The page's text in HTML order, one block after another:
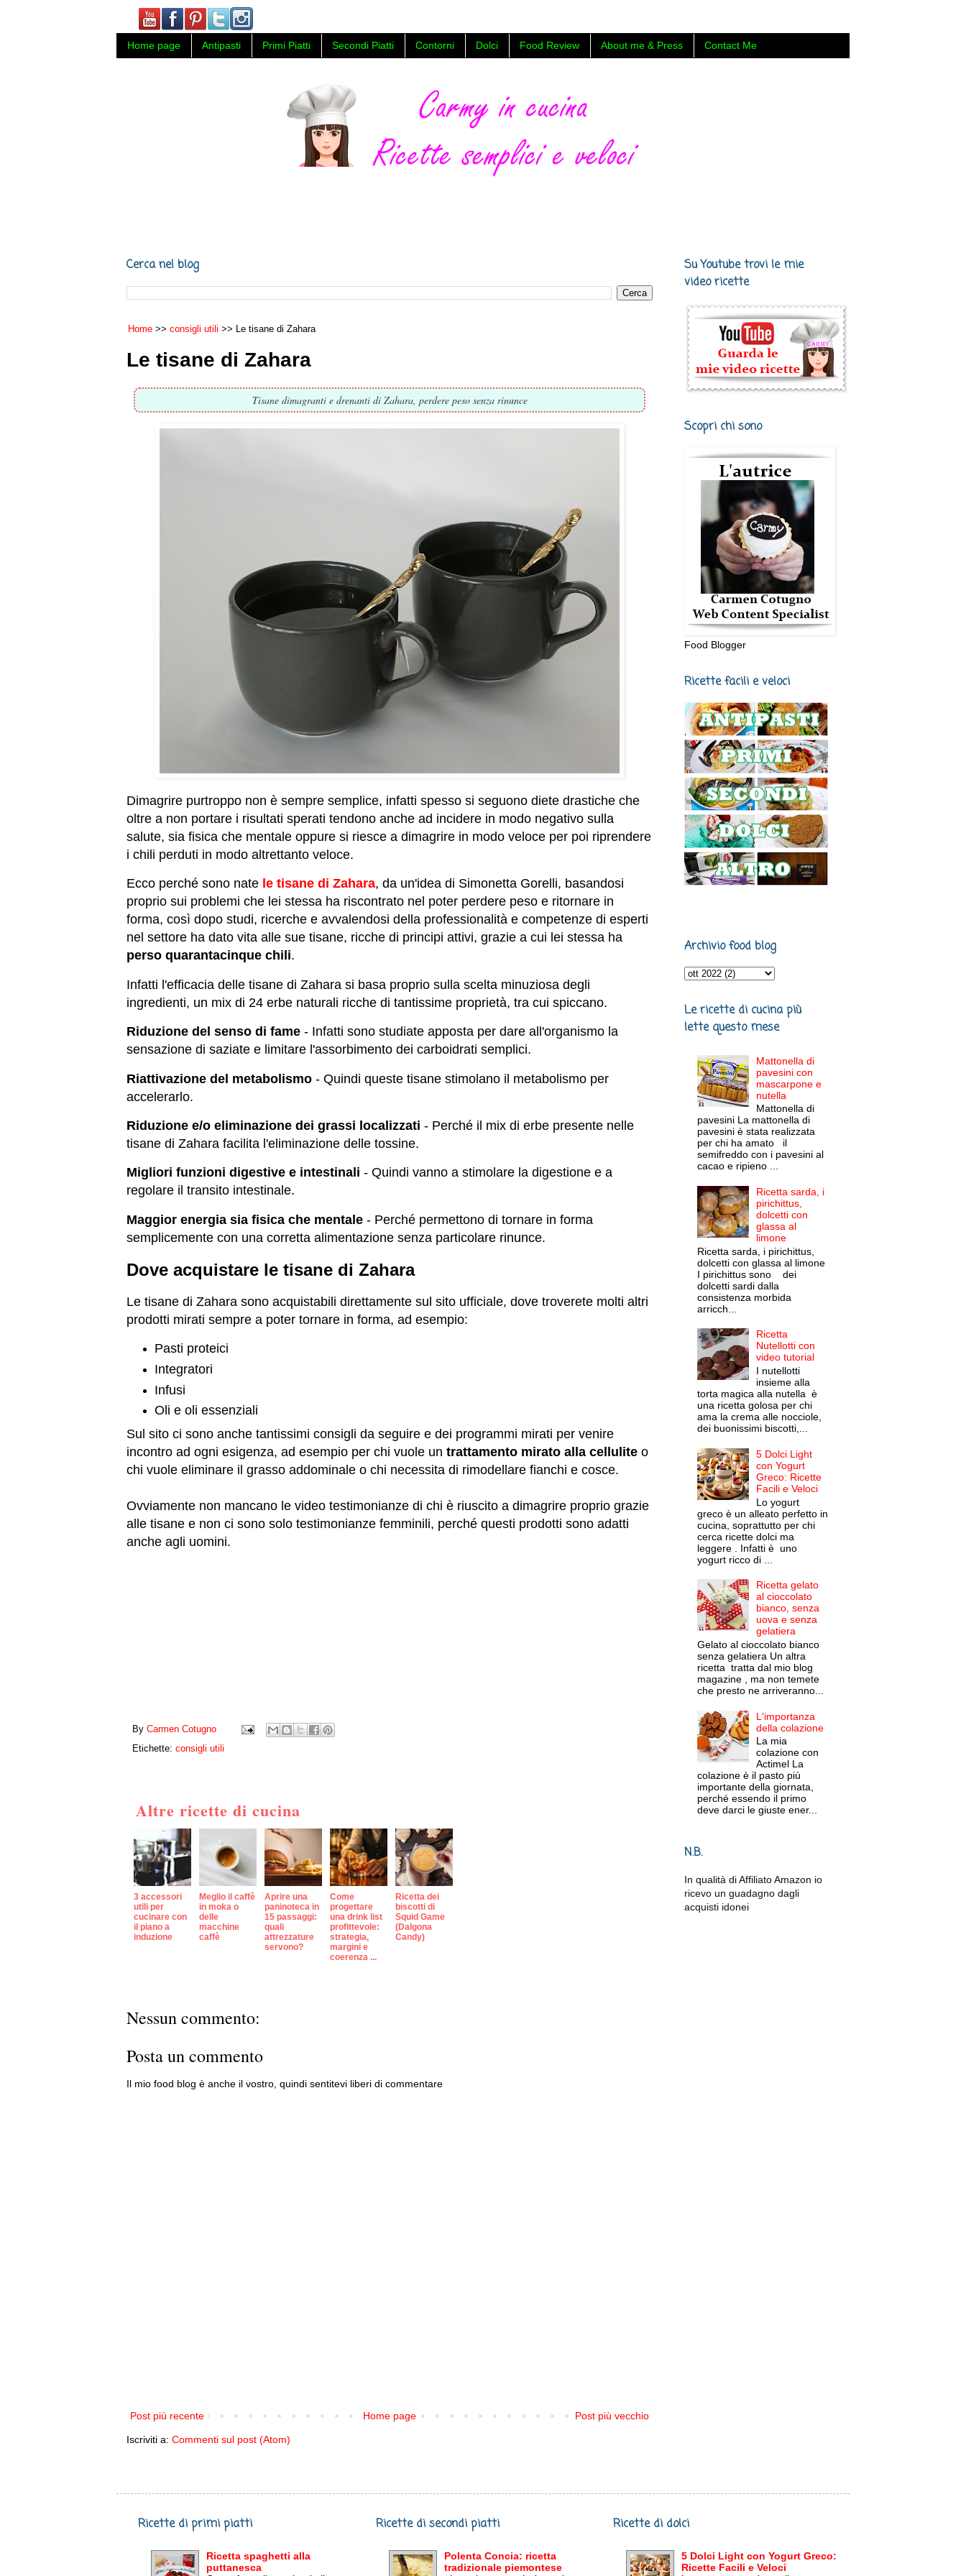
Home page Antipasti Primi Piatti Secondi Piatti Contorni Dolci Food Review About me & Press Contact Me
Cerca nel blog
Home consigli utili Le tisane di Zahara
Le tisane di Zahara
Tisane dimagranti e drenanti di Zahara, perdere peso senza rinunce
Dimagrire purtroppo non è sempre semplice, infatti spesso si seguono diete drastiche che
oltre a non portare i risultati sperati tendono anche ad incidere in modo negativo sulla
salute, sia fisica che mentale oppure si riesce a dimagrire in modo veloce per poi riprendere
i chili perduti in modo altrettanto veloce.
Ecco perché sono nate le tisane di Zahara, da un'idea di Simonetta Gorelli, basandosi
proprio sui problemi che lei stessa ha riscontrato nel poter perdere peso e ritornare in
forma, così dopo studi, ricerche e avvalendosi della professionalità e competenze di esperti
nel settore ha dato vita alle sue tisane, ricche di principi attivi, grazie a cui lei stessa ha
perso quarantacinque chili.
Infatti l'efficacia delle tisane di Zahara si basa proprio sulla scelta minuziosa degli
ingredienti, un mix di 24 erbe naturali ricche di tantissime proprietà, tra cui spiccano.
Riduzione del senso di fame - Infatti sono studiate apposta per dare all'organismo la
sensazione di saziate e limitare l'assorbimento dei carboidrati semplici.
Riattivazione del metabolismo - Quindi queste tisane stimolano il metabolismo per
accelerarlo.
Riduzione e/o eliminazione dei grassi localizzati - Perché il mix di erbe presente nelle
tisane di Zahara facilita l'eliminazione delle tossine.
Migliori funzioni digestive e intestinali - Quindi vanno a stimolare la digestione e a
regolare il transito intestinale.
Maggior energia sia fisica che mentale - Perché permettono di tornare in forma
semplicemente con una corretta alimentazione senza particolare rinunce.
Dove acquistare le tisane di Zahara
Le tisane di Zahara sono acquistabili direttamente sul sito ufficiale, dove troverete molti altri
prodotti mirati sempre a poter tornare in forma, ad esempio:
Pasti proteici
Integratori
Infusi
Oli e oli essenziali
Sul sito ci sono anche tantissimi consigli da seguire e dei programmi mirati per venire
incontro ad ogni esigenza, ad esempio per chi vuole un trattamento mirato alla cellulite o
chi vuole eliminare il grasso addominale o chi necessita di rimodellare fianchi e cosce.
Ovviamente non mancano le video testimonianze di chi è riuscito a dimagrire proprio grazie
alle tisane e non ci sono solo testimonianze femminili, perché questi prodotti sono adatti
anche agli uomini.
By Carmen Cotugno
Etichette: consigli utili
Altre ricette di cucina
3 accessori
utili per
cucinare con
il piano a
induzione
Meglio il caffè
in moka o
delle
macchine
caffè
Aprire una
paninoteca in
15 passaggi:
quali
attrezzature
servono?
Come
progettare
una drink list
profittevole:
strategia,
margini e
coerenza ...
Ricetta dei
biscotti di
Squid Game
(Dalgona
Candy)
Nessun commento:
Posta un commento
Il mio food blog è anche il vostro, quindi sentitevi liberi di commentare
Post più recente Post più vecchio
Home page
Iscriviti a: Commenti sul post (Atom)
Su Youtube trovi le mie
video ricette
Scopri chi sono
Food Blogger
Ricette facili e veloci
Archivio food blog
Le ricette di cucina più
lette questo mese
Mattonella di
pavesini con
mascarpone e
nutella
Mattonella di
pavesini La mattonella di
pavesini è stata realizzata
per chi ha amato il
semifreddo con i pavesini al
cacao e ripieno ...
Ricetta sarda, i
pirichittus,
dolcetti con
glassa al
limone
Ricetta sarda, i pirichittus,
dolcetti con glassa al limone
I pirichittus sono dei
dolcetti sardi dalla
consistenza morbida
arricch...
Ricetta
Nutellotti con
video tutorial
I nutellotti
insieme alla
torta magica alla nutella è
una ricetta golosa per chi
ama la crema alle nocciole,
dei buonissimi biscotti,...
5 Dolci Light
con Yogurt
Greco: Ricette
Facili e Veloci
Lo yogurt
greco è un alleato perfetto in
cucina, soprattutto per chi
cerca ricette dolci ma
leggere . Infatti è uno
yogurt ricco di ...
Ricetta gelato
al cioccolato
bianco, senza
uova e senza
gelatiera
Gelato al cioccolato bianco
senza gelatiera Un altra
ricetta tratta dal mio blog
magazine , ma non temete
che presto ne arriveranno...
L'importanza
della colazione
La mia
colazione con
Actimel La
colazione è il pasto più
importante della giornata,
perché essendo il primo
deve darci le giuste ener...
N.B.
In qualità di Affiliato Amazon io
ricevo un guadagno dagli
acquisti idonei
Ricette di primi piatti
Ricetta spaghetti alla
puttanesca
Ricette di secondi piatti
Polenta Concia: ricetta
tradizionale piemontese
Ricette di dolci
5 Dolci Light con Yogurt Greco:
Ricette Facili e Veloci